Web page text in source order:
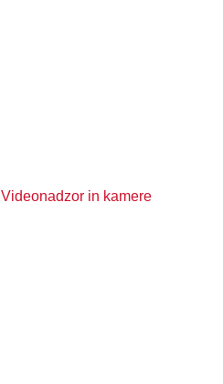
Videonadzor in kamere